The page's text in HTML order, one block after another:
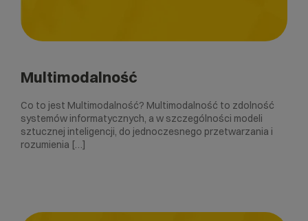
Multimodalność
Co to jest Multimodalność? Multimodalność to zdolność
systemów informatycznych, a w szczególności modeli
sztucznej inteligencji, do jednoczesnego przetwarzania i
rozumienia […]